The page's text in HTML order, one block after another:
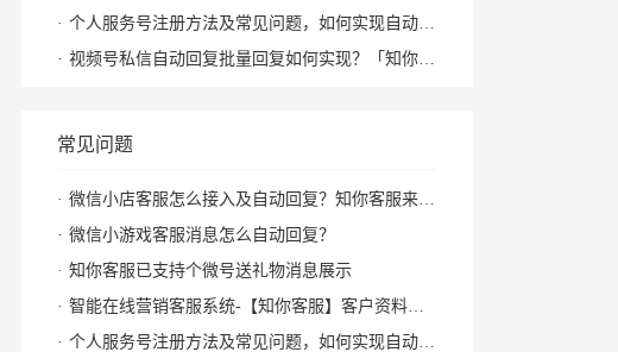
个人服务号注册方法及常见问题，如何实现自动回复攻略
视频号私信自动回复批量回复如何实现？「知你客服」来帮您
常见问题
微信小店客服怎么接入及自动回复？知你客服来帮您
微信小游戏客服消息怎么自动回复？
知你客服已支持个微号送礼物消息展示
智能在线营销客服系统-【知你客服】客户资料已支持打开PC小程序
个人服务号注册方法及常见问题，如何实现自动回复攻略